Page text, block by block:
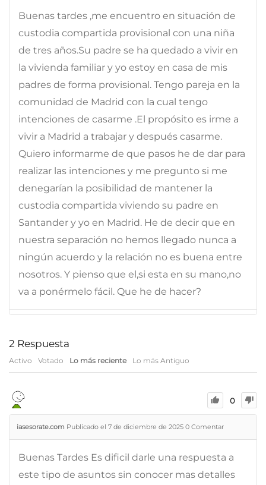
Buenas tardes ,me encuentro en situación de
custodia compartida provisional con una niña
de tres años.Su padre se ha quedado a vivir en
la vivienda familiar y yo estoy en casa de mis
padres de forma provisional. Tengo pareja en la
comunidad de Madrid con la cual tengo
intenciones de casarme .El propósito es irme a
vivir a Madrid a trabajar y después casarme.
Quiero informarme de que pasos he de dar para
realizar las intenciones y me pregunto si me
denegarían la posibilidad de mantener la
custodia compartida viviendo su padre en
Santander y yo en Madrid. He de decir que en
nuestra separación no hemos llegado nunca a
ningún acuerdo y la relación no es buena entre
nosotros. Y pienso que el,si esta en su mano,no
va a ponérmelo fácil. Que he de hacer?
2 Respuesta
Activo Votado Lo más reciente Lo más Antiguo
0
iasesorate.com Publicado el 7 de diciembre de 2025 0 Comentar
Buenas Tardes Es dificil darle una respuesta a
este tipo de asuntos sin conocer mas detalles